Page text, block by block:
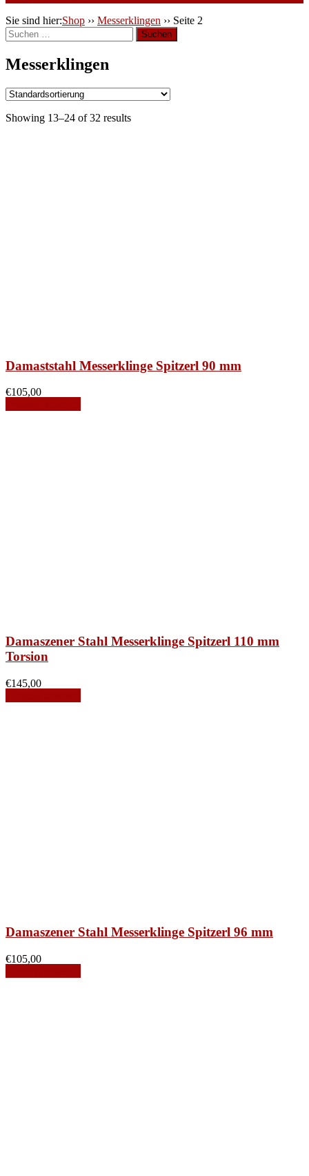
Sie sind hier:Shop ›› Messerklingen ›› Seite 2
Suchen
nach:
Messerklingen
Showing 13–24 of 32 results
Damaststahl Messerklinge Spitzerl 90 mm
€105,00
Damaszener Stahl Messerklinge Spitzerl 110 mm
Torsion
€145,00
Damaszener Stahl Messerklinge Spitzerl 96 mm
€105,00